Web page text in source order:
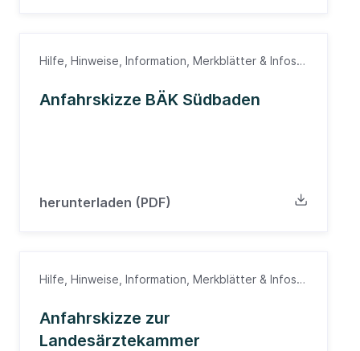
Hilfe, Hinweise, Information, Merkblätter & Infos,
Anfahrskizze BÄK Südbaden
herunterladen (PDF)
Hilfe, Hinweise, Information, Merkblätter & Infos,
Wegbeschreibung
Anfahrskizze zur
Landesärztekammer